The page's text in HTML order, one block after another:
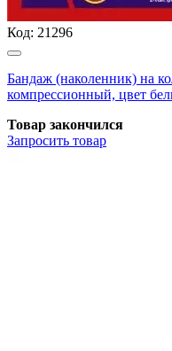
Код: 21296
Бандаж (наколенник) на
компрессионный, цвет
Товар закончился
Запросить товар